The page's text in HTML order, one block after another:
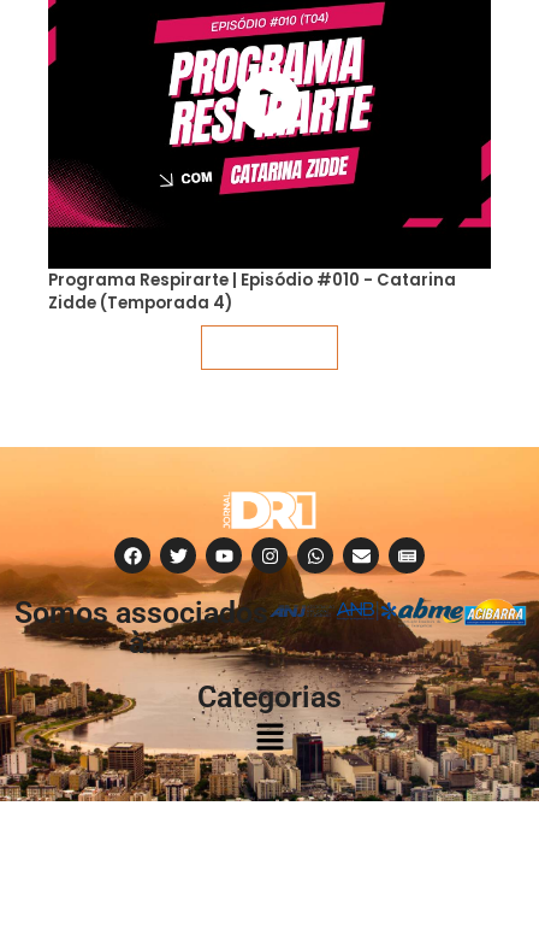
Programa Respirarte | Episódio #010 - Catarina
Zidde (Temporada 4)
Somos associados
à:
Categorias